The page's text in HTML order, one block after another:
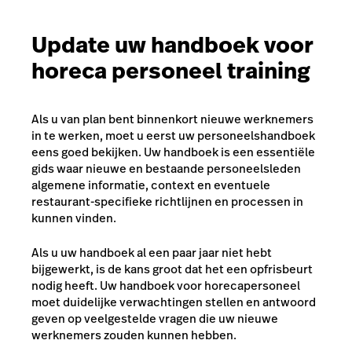
Update uw handboek voor
horeca personeel training
Als u van plan bent binnenkort nieuwe werknemers
in te werken, moet u eerst uw personeelshandboek
eens goed bekijken. Uw handboek is een essentiële
gids waar nieuwe en bestaande personeelsleden
algemene informatie, context en eventuele
restaurant-specifieke richtlijnen en processen in
kunnen vinden.
Als u uw handboek al een paar jaar niet hebt
bijgewerkt, is de kans groot dat het een opfrisbeurt
nodig heeft. Uw handboek voor horecapersoneel
moet duidelijke verwachtingen stellen en antwoord
geven op veelgestelde vragen die uw nieuwe
werknemers zouden kunnen hebben.